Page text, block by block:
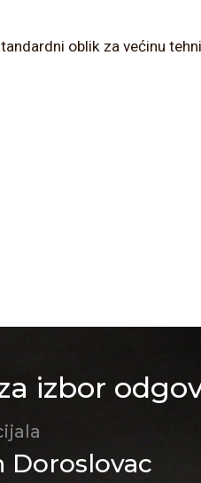
oblik za većinu
izbor
Doroslovac